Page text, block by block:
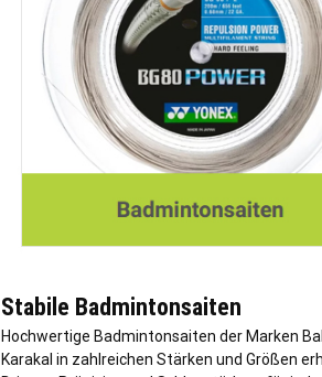
Stabile Badmintonsaiten
Hochwertige Badmintonsaiten der Marken
Karakal in zahlreichen Stärken und Größen